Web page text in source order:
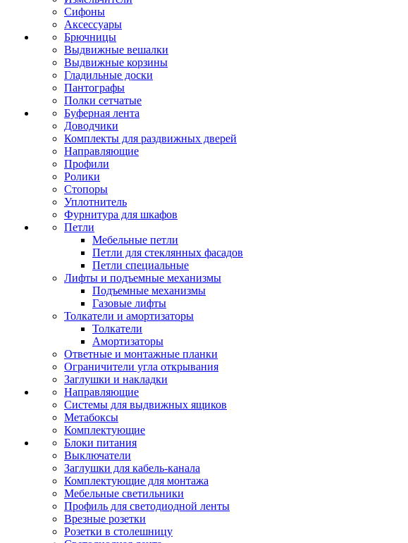
Сифоны
Аксессуары
Брючницы
Выдвижные вешалки
Выдвижные корзины
Гладильные доски
Пантографы
Полки сетчатые
Буферная лента
Доводчики
Комплекты для раздвижных дверей
Направляющие
Профили
Ролики
Стопоры
Уплотнитель
Фурнитура для шкафов
Петли
Мебельные петли
Петли для стеклянных фасадов
Петли специальные
Лифты и подъемные механизмы
Подъемные механизмы
Газовые лифты
Толкатели и амортизаторы
Толкатели
Амортизаторы
Ответные и монтажные планки
Ограничители угла открывания
Заглушки и накладки
Направляющие
Системы для выдвижных ящиков
Метабоксы
Комплектующие
Блоки питания
Выключатели
Заглушки для кабель-канала
Комплектующие для монтажа
Мебельные светильники
Профиль для светодиодной ленты
Врезные розетки
Розетки в столешницу